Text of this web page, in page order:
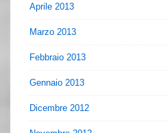
Aprile 2013
Marzo 2013
Febbraio 2013
Gennaio 2013
Dicembre 2012